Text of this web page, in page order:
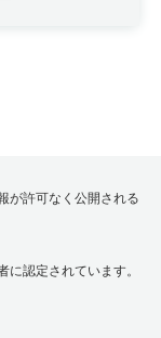
が許可なく公開される
認定されています。